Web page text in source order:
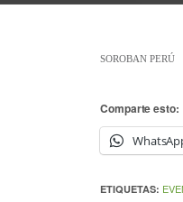
SOROBAN PERÚ
Comparte esto:
ETIQUETAS: